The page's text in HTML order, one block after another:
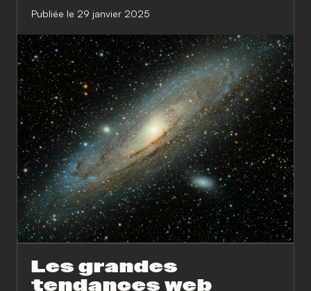
Publiée le 29 janvier 2025
Les grandes
tendances web